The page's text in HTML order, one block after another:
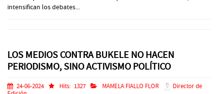
intensifican los debates...
LOS MEDIOS CONTRA BUKELE NO HACEN
PERIODISMO, SINO ACTIVISMO POLÍTICO
24-06-2024 Hits: 1327 MAMELA FIALLO FLOR
Director de